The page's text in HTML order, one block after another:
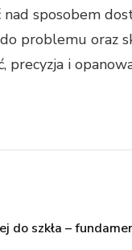
sposobem
problemu oraz
precyzja i
do szkła –